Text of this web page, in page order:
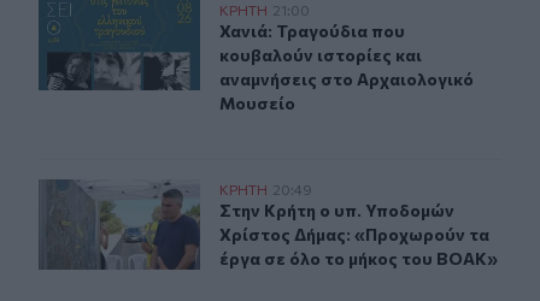
Χανιά: Τραγούδια που κουβαλούν ιστορίες και
ΚΡΗΤΗ 21:00
Χανιά: Τραγούδια που κουβαλούν
Χανιά: Τραγούδια που
κουβαλούν ιστορίες και
αναμνήσεις στο Αρχαιολογικό
Μουσείο
Στην Κρήτη ο υπ. Υποδομών Χρίστος Δήμας:
ΚΡΗΤΗ 20:49
Στην Κρήτη ο υπ. Υποδομών
Στην Κρήτη ο υπ. Υποδομών
Χρίστος Δήμας: «Προχωρούν τα
έργα σε όλο το μήκος του ΒΟΑΚ»